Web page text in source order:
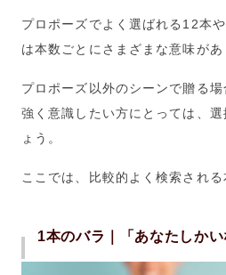
プロポーズでよく選ばれる12本
は本数ごとにさまざまな意味があ
プロポーズ以外のシーンで贈る
強く意識したい方にとっては、
ょう。
ここでは、比較的よく検索される
1本のバラ｜「あなたしか